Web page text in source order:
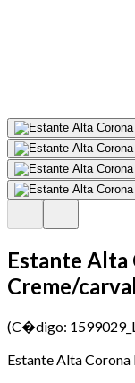
Estante Alta
Creme/
(C�digo:
Estante Alta